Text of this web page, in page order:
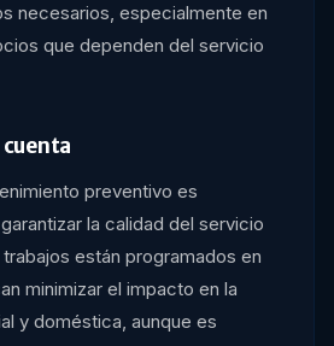
necesarios, especialmente en
que dependen del servicio
preventivo es
la calidad del servicio
están programados en
minimizar el impacto en la
y doméstica, aunque es